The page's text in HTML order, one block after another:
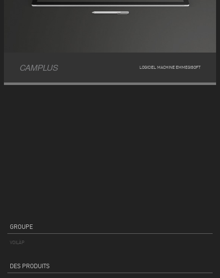
CAMPLUS LOGICIEL MACHINE EMMEGISOFT
GROUPE
VOILÀP
DES PRODUITS